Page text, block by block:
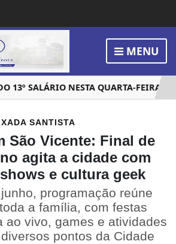
MENU
SALÁRIO NESTA QUARTA-FEIRA (10)
SANTISTA
São Vicente: Final de
agita a cidade com
e cultura geek
programação reúne
a família, com festas
ao vivo, games e atividades
pontos da Cidade